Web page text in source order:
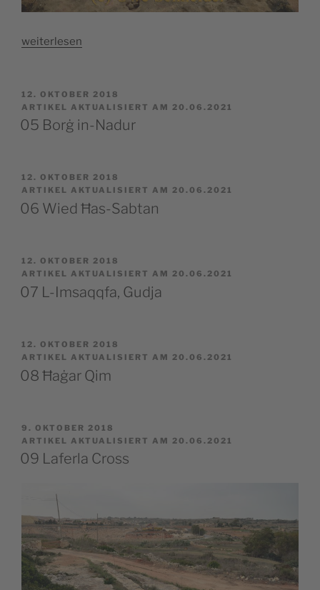
„04
Bay“
weiterlesen
VERÖFFENTLICHT
AM
12. OKTOBER 2018
ARTIKEL AKTUALISIERT AM 20.06.2021
05 Borġ in-Nadur
VERÖFFENTLICHT
AM
12. OKTOBER 2018
ARTIKEL AKTUALISIERT AM 20.06.2021
06 Wied Ħas-Sabtan
VERÖFFENTLICHT
AM
12. OKTOBER 2018
ARTIKEL AKTUALISIERT AM 20.06.2021
07 L-Imsaqqfa, Gudja
VERÖFFENTLICHT
AM
12. OKTOBER 2018
ARTIKEL AKTUALISIERT AM 20.06.2021
08 Ħaġar Qim
VERÖFFENTLICHT
AM
9. OKTOBER 2018
ARTIKEL AKTUALISIERT AM 20.06.2021
09 Laferla Cross